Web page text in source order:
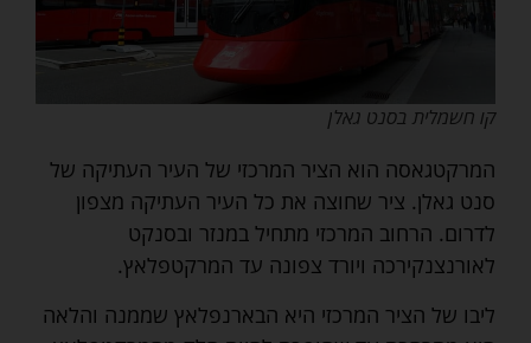
קו חשמלית בסנט גאלן
המרקטגאסה הוא הציר המרכזי של העיר העתיקה של
סנט גאלן. ציר שחוצה את כל העיר העתיקה מצפון
לדרום. הרחוב המרכזי מתחיל במנזר ובסנקט
לאורנצנקירכה ויורד צפונה עד המרקטפלאץ.
ליבו של הציר המרכזי היא הבארנפלאץ שממנה והלאה